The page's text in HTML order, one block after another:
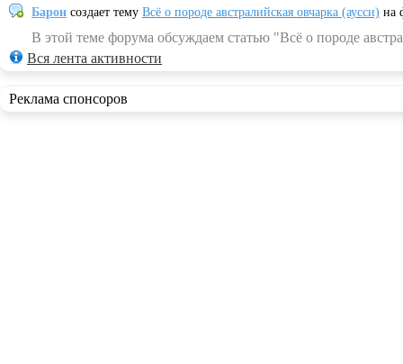
Барон создает тему Всё о породе австралийская овчарка (аусси) на
В этой теме форума обсуждаем статью "Всё о породе
Вся лента активности
Реклама спонсоров